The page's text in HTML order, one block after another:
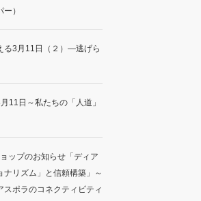
）
る3月11日（２）―逃げら
11日～私たちの「人道」
ップのお知らせ「ディア
ナリズム」と信頼構築」～
ポラのコネクティビティ